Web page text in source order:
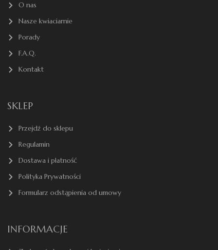
O nas
Nasze kwiaciarnie
Porady
F.A.Q.
Kontakt
SKLEP
Przejdź do sklepu
Regulamin
Dostawa i płatność
Polityka Prywatności
Formularz odstąpienia od umowy
INFORMACJE